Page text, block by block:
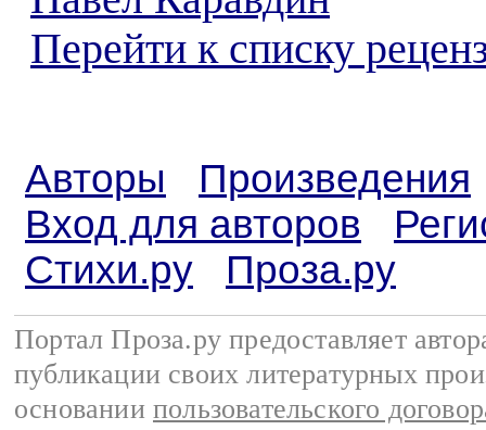
Перейти к списку
Авторы
Произведения
Вход для авторов
Стихи.ру
Проза.ру
Портал Проза.ру предоставляет
публикации своих литературных
основании пользовательского